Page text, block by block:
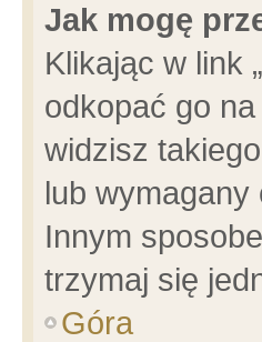
Jak mogę
Klikając w link
odkopać go
widzisz
lub wymagany
Innym
trzymaj się
Góra